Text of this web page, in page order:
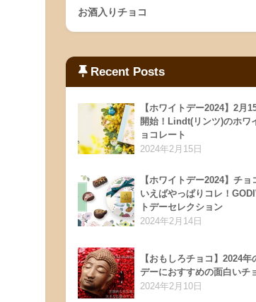
お酒入りチョコ
Recent Posts
【ホワイトデー2024】2月
開始！Lindt(リンツ)のホワ
ョコレート
2024年2月15日
【ホワイトデー2024】チョ
いえばやっぱりコレ！
トデーセレクション
2024年2月14日
【おもしろチョコ】2024年
デーにおすすめの面白いチ
2024年2月10日